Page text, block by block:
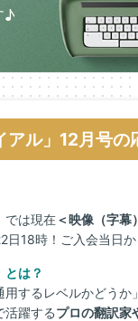
♪
アル」12月号
では現在＜映像（字幕
日18時！ご入会当日か
とは？
用するレベルかどうか
活躍するプロの翻訳家